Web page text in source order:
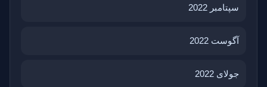
سپتامبر 2022
آگوست 2022
جولای 2022